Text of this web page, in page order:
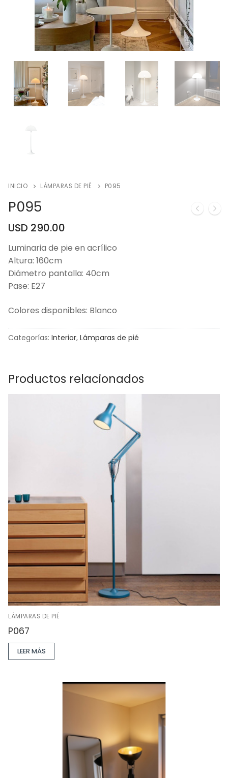
INICIO LÁMPARAS DE PIÉ P095
P095
USD 290.00
Luminaria de pie en acrílico
Altura: 160cm
Diámetro pantalla: 40cm
Pase: E27
Colores disponibles: Blanco
Categorías: Interior, Lámparas de pié
Productos relacionados
LÁMPARAS DE PIÉ
P067
LEER MÁS